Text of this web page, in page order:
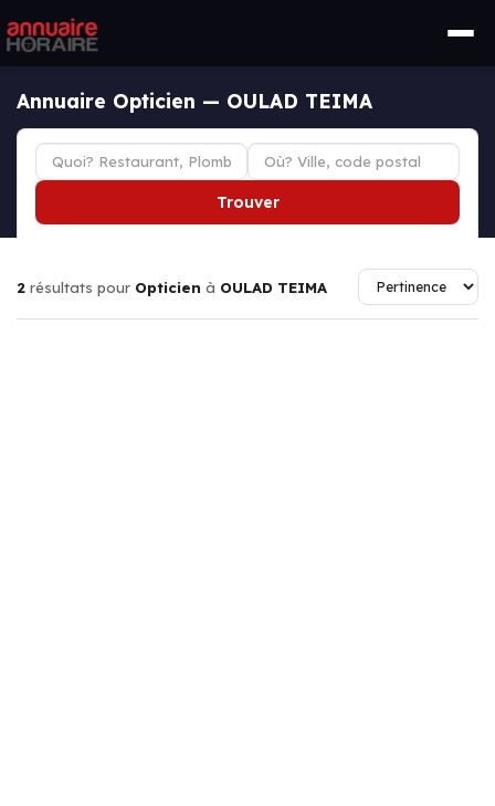
Annuaire Opticien — OULAD TEIMA
Trouver
2 résultats pour Opticien à OULAD TEIMA